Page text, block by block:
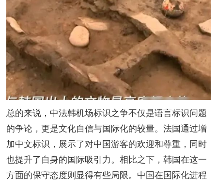
总的来说，中法韩机场标识之争不仅是语言标识问题
的争论，更是文化自信与国际化的较量。法国通过增
加中文标识，展示了对中国游客的欢迎和尊重，同时
也提升了自身的国际吸引力。相比之下，韩国在这一
方面的保守态度则显得有些局限。中国在国际化进程